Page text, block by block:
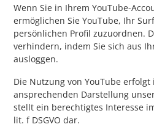
Wenn Sie in Ihrem YouTube-
ermöglichen Sie YouTube, Ihr
persönlichen Profil zuzuordnen.
verhindern, indem Sie sich aus
ausloggen.
Die Nutzung von YouTube
ansprechenden Darstellung
stellt ein berechtigtes Interesse
lit. f DSGVO dar.